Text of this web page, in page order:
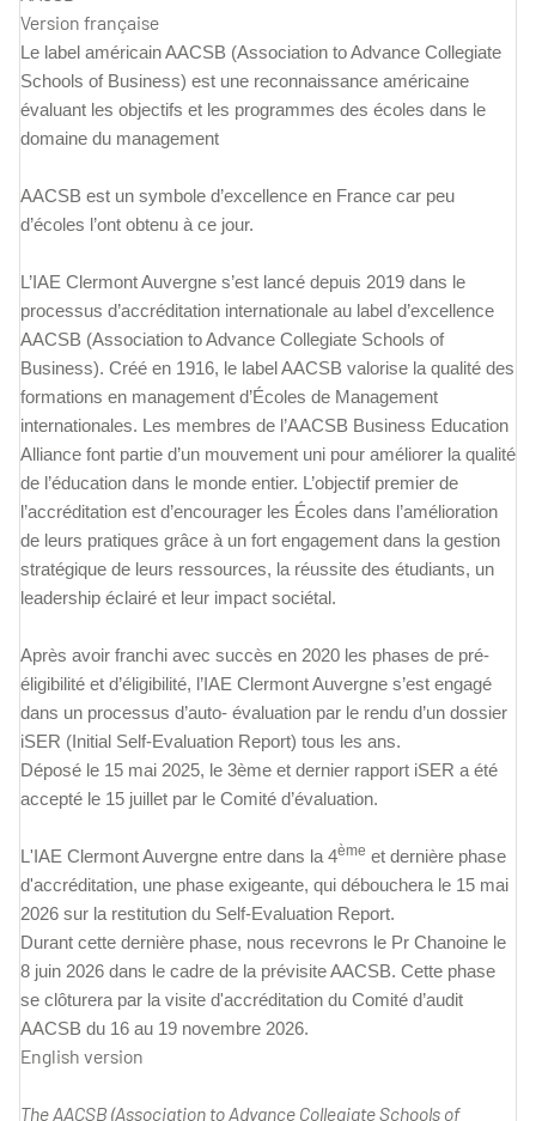
Version française
Le label américain AACSB (Association to Advance Collegiate
Schools of Business) est une reconnaissance américaine
évaluant les objectifs et les programmes des écoles dans le
domaine du management
AACSB est un symbole d’excellence en France car peu
d’écoles l’ont obtenu à ce jour.
L’IAE Clermont Auvergne s’est lancé depuis 2019 dans le
processus d’accréditation internationale au label d’excellence
AACSB (Association to Advance Collegiate Schools of
Business). Créé en 1916, le label AACSB valorise la qualité des
formations en management d’Écoles de Management
internationales. Les membres de l’AACSB Business Education
Alliance font partie d’un mouvement uni pour améliorer la qualité
de l’éducation dans le monde entier. L’objectif premier de
l’accréditation est d’encourager les Écoles dans l’amélioration
de leurs pratiques grâce à un fort engagement dans la gestion
stratégique de leurs ressources, la réussite des étudiants, un
leadership éclairé et leur impact sociétal.
Après avoir franchi avec succès en 2020 les phases de pré-
éligibilité et d’éligibilité, l’IAE Clermont Auvergne s’est engagé
dans un processus d’auto- évaluation par le rendu d’un dossier
iSER (Initial Self-Evaluation Report) tous les ans.
Déposé le 15 mai 2025, le 3ème et dernier rapport iSER a été
accepté le 15 juillet par le Comité d’évaluation.
L'IAE Clermont Auvergne entre dans la 4ème et dernière phase
d'accréditation, une phase exigeante, qui débouchera le 15 mai
2026 sur la restitution du Self-Evaluation Report.
Durant cette dernière phase, nous recevrons le Pr Chanoine le
8 juin 2026 dans le cadre de la prévisite AACSB. Cette phase
se clôturera par la visite d'accréditation du Comité d’audit
AACSB du 16 au 19 novembre 2026.
English version
The AACSB (Association to Advance Collegiate Schools of